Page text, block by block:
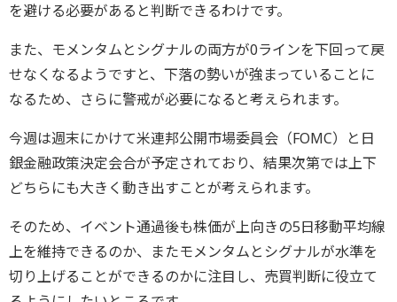
を避ける必要があると判断できるわけです。
また、モメンタムとシグナルの両方が0ラインを下回って戻
せなくなるようですと、下落の勢いが強まっていることに
なるため、さらに警戒が必要になると考えられます。
今週は週末にかけて米連邦公開市場委員会（FOMC）と日
銀金融政策決定会合が予定されており、結果次第では上下
どちらにも大きく動き出すことが考えられます。
そのため、イベント通過後も株価が上向きの5日移動平均線
上を維持できるのか、またモメンタムとシグナルが水準を
切り上げることができるのかに注目し、売買判断に役立て